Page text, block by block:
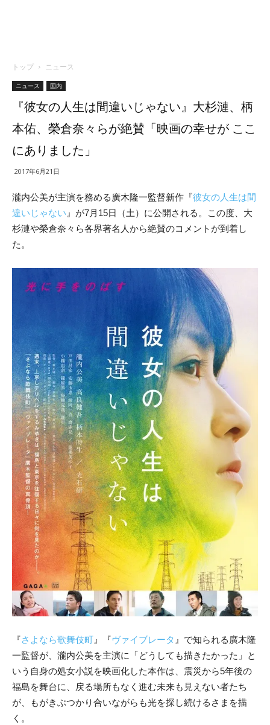
トップ ニュース
ニュース 国内
『彼女の人生は間違いじゃない』大杉漣、柄
本佑、榮倉奈々らが絶賛「映画の幸せが ここ
にありました」
2017年6月21日
瀧内公美が主演を務める廣木隆一監督新作『彼女の人生は間
違いじゃない 』が7月15日（土）に公開される。この度、大
杉漣や榮倉奈々ら各界著名人から絶賛のコメントが到着し
た。
『さよなら歌舞伎町 』『ヴァイブレータ 』で知られる廣木隆
一監督が、瀧内公美を主演に「どうしても描きたかった」と
いう自身の処女小説を映画化した本作は、震災から5年後の
福島を舞台に、
戻る場所もなく進む未来も見えない者たち
が、もがきぶつかり合いながらも光を探し続けるさまを描
く。